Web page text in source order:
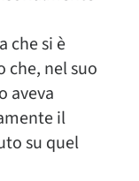
che si è
nel suo
aveva
il
su quel